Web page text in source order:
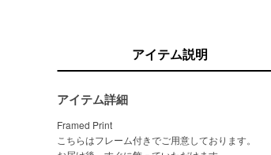
アイテム説明
アイテム詳細
Framed Print
こちらはフレーム付きでご用意しております。